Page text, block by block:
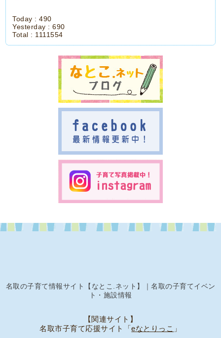
Today :490
Yesterday :690
Total : 1111554
名取の子育て情報サイト【なとこ.ネット】｜名取の子育てイベン
ト・施設情報
【関連サイト】
名取市子育て応援サイト「eなとりっこ 」